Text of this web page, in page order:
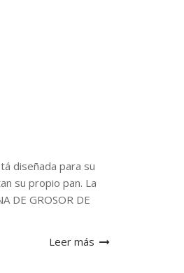
diseñada para su
su propio pan. La
DE GROSOR DE
Leer más